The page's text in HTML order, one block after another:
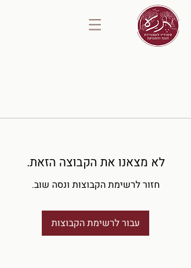
לא מצאנו את הקבוצה הזאת.
חזור לרשימת הקבוצות ונסה שוב.
עבור לרשימת הקבוצות